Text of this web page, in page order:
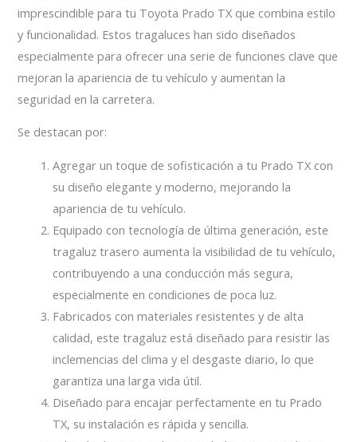
imprescindible para tu Toyota Prado TX que combina estilo
y funcionalidad. Estos tragaluces han sido diseñados
especialmente para ofrecer una serie de funciones clave que
mejoran la apariencia de tu vehículo y aumentan la
seguridad en la carretera.
Se destacan por:
Agregar un toque de sofisticación a tu Prado TX con
su diseño elegante y moderno, mejorando la
apariencia de tu vehículo.
Equipado con tecnología de última generación, este
tragaluz trasero aumenta la visibilidad de tu vehículo,
contribuyendo a una conducción más segura,
especialmente en condiciones de poca luz.
Fabricados con materiales resistentes y de alta
calidad, este tragaluz está diseñado para resistir las
inclemencias del clima y el desgaste diario, lo que
garantiza una larga vida útil.
Diseñado para encajar perfectamente en tu Prado
TX, su instalación es rápida y sencilla.